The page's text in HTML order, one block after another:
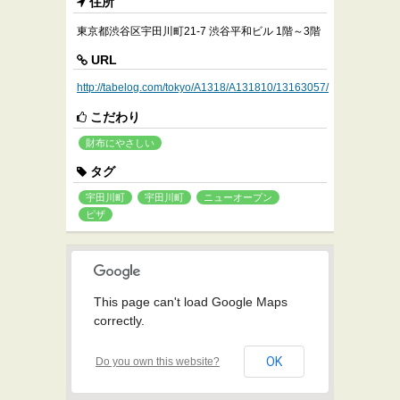
東京都渋谷区宇田川町21-7 渋谷平和ビル 1階～3階
URL
http://tabelog.com/tokyo/A1318/A131810/13163057/
こだわり
財布にやさしい
タグ
宇田川町 宇田川町
ニューオープン
ピザ
This page can't load Google Maps
correctly.
Do you own this website? OK